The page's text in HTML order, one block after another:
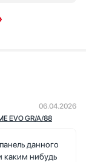
EVO GR/A/88
06.04.2026
данного
каким нибудь